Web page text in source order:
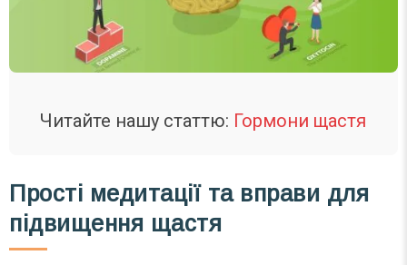
Читайте нашу статтю: Гормони щастя
Прості медитації та вправи для
підвищення щастя